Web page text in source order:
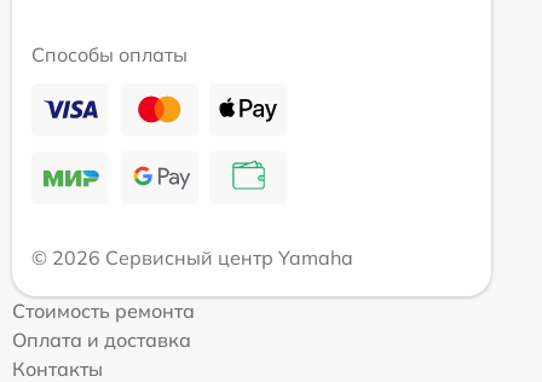
Способы оплаты
© 2026 Сервисный центр Yamaha
Стоимость ремонта
Оплата и доставка
Контакты